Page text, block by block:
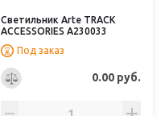
Светильник Arte TRACK
ACCESSORIES A230033
Под заказ
0.00 руб.